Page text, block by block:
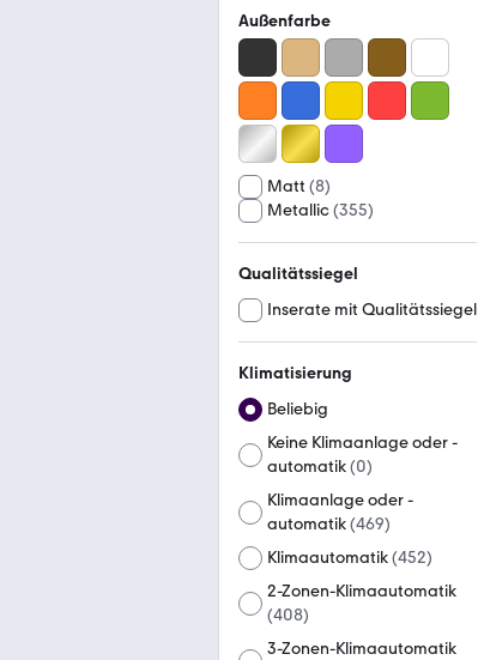
Außenfarbe
Matt (8)
Metallic(355)
Qualitätssiegel
Inserate mit Qualitätssiegel
Klimatisierung
Beliebig
Keine Klimaanlage oder -
automatik(0)
Klimaanlage oder -
automatik(469)
Klimaautomatik(452)
2-Zonen-Klimaautomatik
(408)
3-Zonen-Klimaautomatik